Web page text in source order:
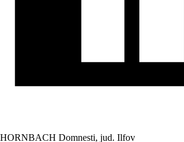
HORNBACH Domnesti, jud. Ilfov